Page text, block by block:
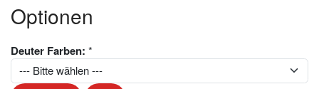
Optionen
Deuter Farben: *